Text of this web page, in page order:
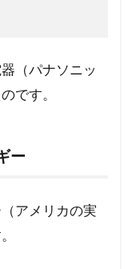
（パナソニッ
です。
ー
アメリカの実